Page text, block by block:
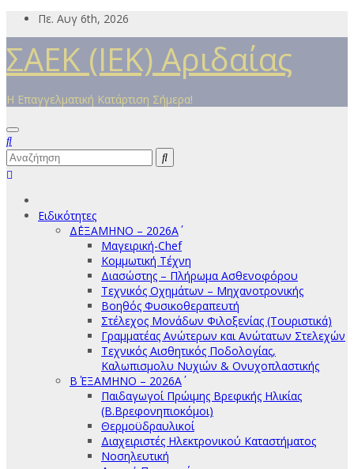
Μετάβαση
περιεχόμενο
Πε. Αυγ 6th, 2026
ΣΑΕΚ (ΙΕΚ) Αριδαίας
Η Επαγγελματική Κατάρτιση Σήμερα!
Ειδικότητες
Δ΄ΕΞΑΜΗΝΟ – 2026Α΄
Μαγειρική-Chef
Κομμωτική Τέχνη
Διασώστης – Πλήρωμα Ασθενοφόρου
Τεχνικός Οχημάτων – Μηχανοτρονικής
Βοηθός Φυσικοθεραπευτή
Στέλεχος Μονάδων Φιλοξενίας (Τουριστικά)
Γραμματέας Ανώτερων και Ανώτατων Στελεχών
Τεχνικός Αισθητικός Ποδολογίας,
Καλωπισμολυ Νυχιών & Ονυχοπλαστικής
Β΄ ΕΞΑΜΗΝΟ – 2026Α΄
Παιδαγωγοί Πρώιμης Βρεφικής Ηλικίας
(Β.Βρεφονηπιοκόμοι)
Θερμοϋδραυλικοί
Διαχειριστές Ηλεκτρονικού Καταστήματος
Νοσηλευτική